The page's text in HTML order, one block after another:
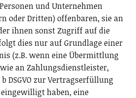
und Unternehmen
oder Dritten) offenbaren, sie an
ihnen sonst Zugriff auf die
dies nur auf Grundlage einer
(z.B. wenn eine Übermittlung
an Zahlungsdienstleister,
DSGVO zur Vertragserfüllung
haben, eine